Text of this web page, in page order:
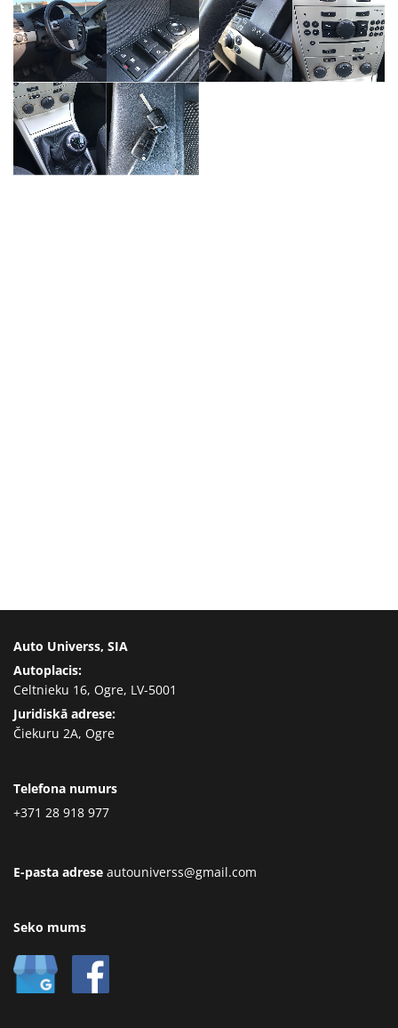
Auto Universs, SIA
Autoplacis:
Celtnieku 16, Ogre, LV-5001
Juridiskā adrese:
Čiekuru 2A, Ogre
Telefona numurs
+371 28 918 977
E-pasta adrese autouniverss@gmail.com
Seko mums